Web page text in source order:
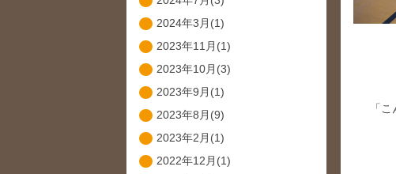
「
2024年3月(1)
2023年11月(1)
2023年10月(3)
2023年9月(1)
2023年8月(9)
2023年2月(1)
2022年12月(1)